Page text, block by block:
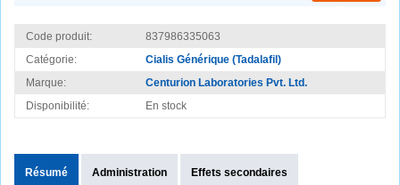
Code produit:
837986335063
Catégorie:
Cialis Générique (Tadalafil)
Marque:
Centurion Laboratories Pvt. Ltd.
Disponibilité:
En stock
Résumé Administration Effets secondaires